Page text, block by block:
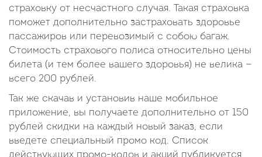
страховку от несчастного случая. Такая страховка
поможет дополнительно застраховать здоровье
пассажиров или перевозимый с собою багаж.
Стоимость страхового полиса относительно цены
билета (и тем более вашего здоровья) не велика —
всего 200 рублей.
Так же скачав и установив наше мобильное
приложение, вы получаете дополнительно от 150
рублей скидки на каждый новый заказ, если
введете специальный промо код. Список
действующих промо-кодов и акций публикуется